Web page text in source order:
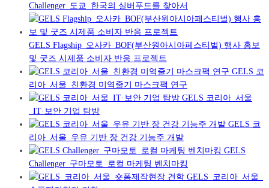
Challenger_도쿄_한국의 실버푸드를 찾아서
GELS Flagship_오사카_BOF(부산원아시아페스티벌) 행사 홍보
및 굿즈 시제품 소비자 반응 프로젝트
GELS 코
리아_서울_친환경 미역줄기 마스크팩 연구
GELS 코리아_서울
_IT·보안 기업 탐방
GELS 코
리아_서울_우유 기반 장 건강 기능주 개발
GELS
Challenger_구마모토_로컬 마케팅 벤치마킹
GELS_코리아_서울_